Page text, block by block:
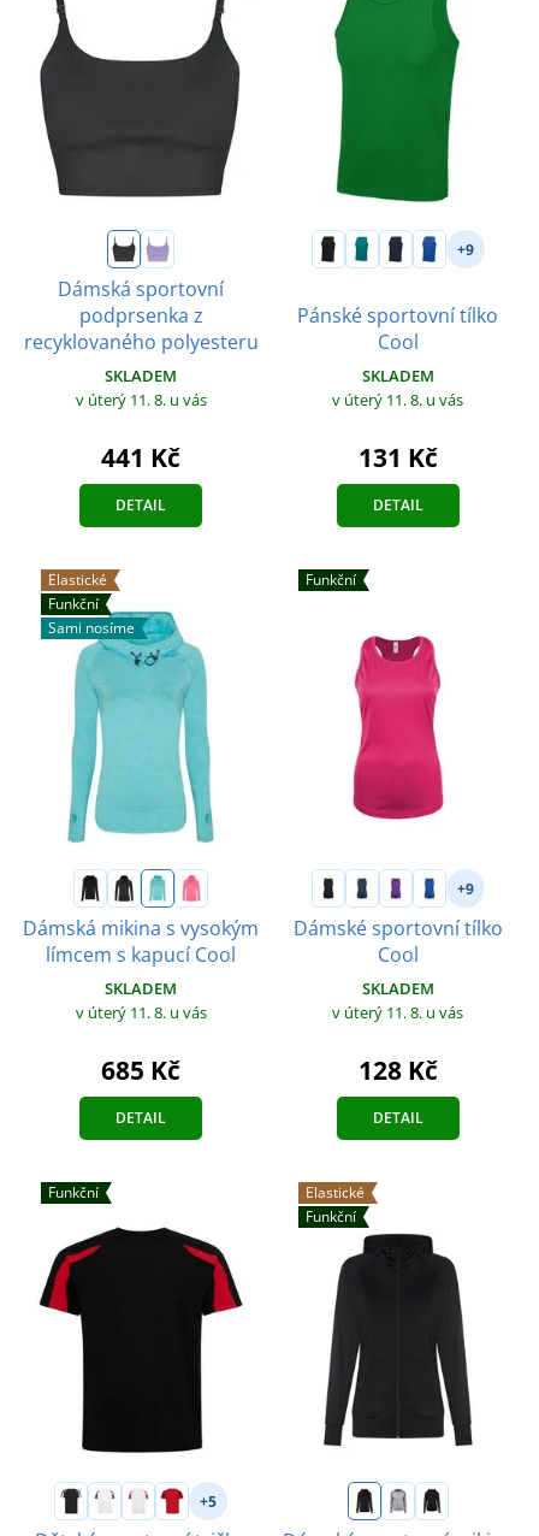
Dámská sportovní
podprsenka z
recyklovaného polyesteru
SKLADEM
v úterý 11. 8. u vás
441 Kč
DETAIL
+9
Pánské sportovní tílko
Cool
SKLADEM
v úterý 11. 8. u vás
131 Kč
DETAIL
Elastické
Funkční
Sami nosíme
Dámská mikina s vysokým
límcem s kapucí Cool
SKLADEM
v úterý 11. 8. u vás
685 Kč
DETAIL
Funkční
+9
Dámské sportovní tílko
Cool
SKLADEM
v úterý 11. 8. u vás
128 Kč
DETAIL
Funkční
+5
Elastické
Funkční